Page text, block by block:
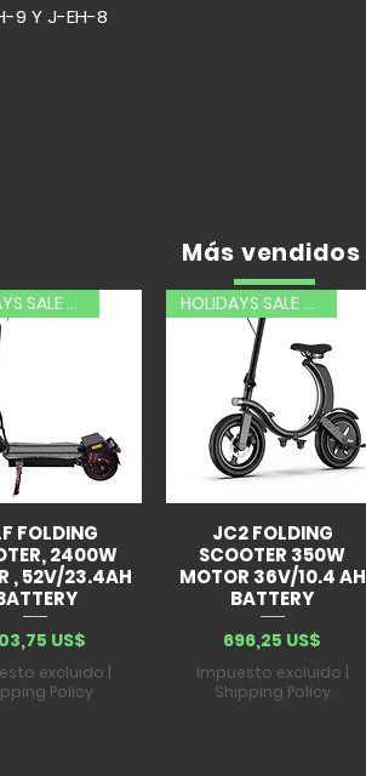
9 Y J-EH-8
Más vendidos
HOLIDAYS SALE 20% OFF
FOLDING
2400W
, 52V/23.4AH
US$
excluido
Policy
HOLIDAYS SALE 20% OFF
JC2 FOLDING
SCOOTER 350W
MOTOR 36V/10.4 AH
BATTERY
Precio
696,25 US$
Impuesto excluido
Shipping Policy